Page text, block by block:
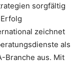
sorgfältig
zeichnet
als
Branche aus. Mit